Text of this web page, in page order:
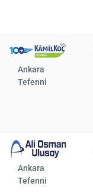
Ankara
Tefenni
Ankara
Tefenni